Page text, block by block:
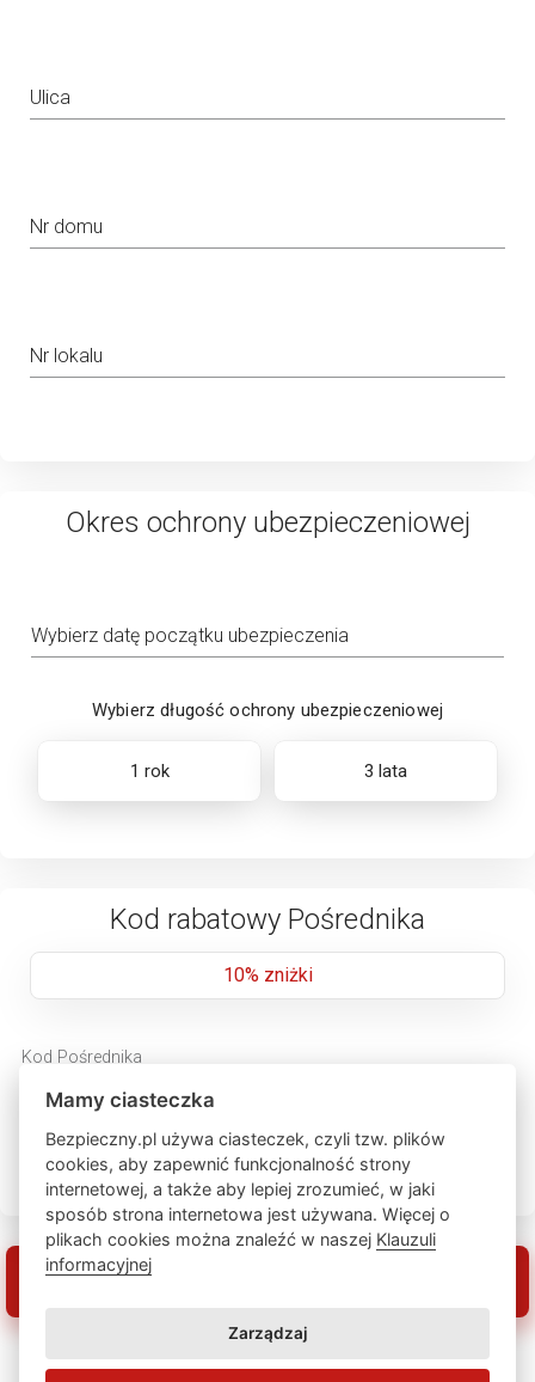
Ulica
Nr domu
Nr lokalu
Okres ochrony ubezpieczeniowej
Wybierz datę początku ubezpieczenia
Wybierz długość ochrony ubezpieczeniowej
1 rok 3 lata
Kod rabatowy Pośrednika
10% zniżki
Kod Pośrednika
Podgląd upoważnienia pośrednika
Mamy ciasteczka
Bezpieczny.pl używa ciasteczek, czyli tzw. plików
cookies, aby zapewnić funkcjonalność strony
internetowej, a także aby lepiej zrozumieć, w jaki
sposób strona internetowa jest używana. Więcej o
plikach cookies można znaleźć w naszej Klauzuli
informacyjnej
Zarządzaj